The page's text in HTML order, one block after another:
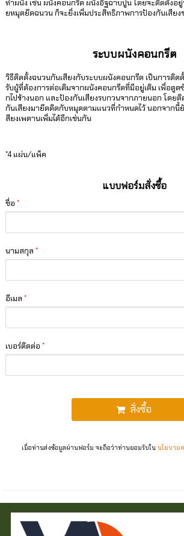
ทำผนัง เช่น ผนังคอนกรีต ผนังอิฐฉาบปูน โดยจะติดตั้งอยู่
ยหมุดยึดฉนวน ก็จะยิ่งเพิ่มประสิทธิภาพการป้องกันเสียง
ระบบผนังคอนกรีต
วิธีติดตั้งฉนวนกันเสียงกับระบบผนังคอนกรีต เป็นการติด
รับผู้ที่ต้องการต่อเติมจากผนังคอนกรีตที่มีอยู่เดิม เพื่อดูด
กไปข้างนอก และป้องกันเสียงรบกวนจากภายนอก โดย
กันเสียงมายึดติดกับหมุดตามแนวที่กำหนดไว้ นอกจากนี้
สียงเพดานเพิ่มได้อีกเช่นกัน
*4 แผ่น/แพ็ค
แบบฟอร์มสั่งซื้อ
ชื่อ *
นามสกุล *
อีเมล *
เบอร์ติดต่อ *
สั่งซื้อ
เมื่อท่านส่งข้อมูลผ่านฟอร์ม จะถือว่าท่านยอมรับใน นโยบาย